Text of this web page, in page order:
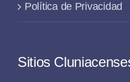
Política de Privacidad
Sitios